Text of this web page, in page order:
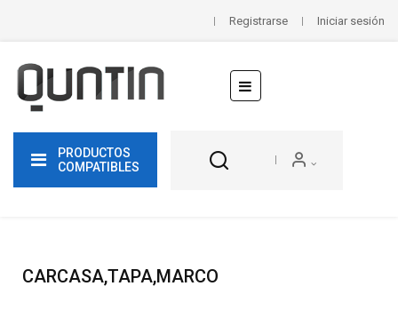
Registrarse Iniciar sesión
Navegación
de
☰
PRODUCTOS
COMPATIBLES
CARCASA,TAPA,MARCO